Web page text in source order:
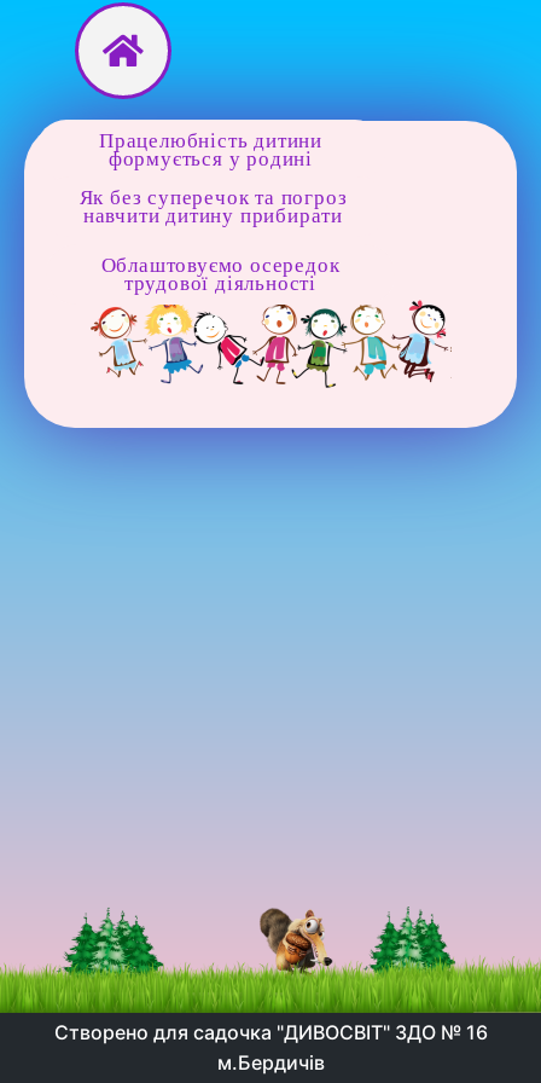
Перейти
Працелюбність дитини
формується у родині
Облаштовуємо осередок
трудової діяльності
Як без суперечок та погроз
навчити дитину прибирати
Створено для садочка "ДИВОСВІТ" ЗДО № 16
м.Бердичів